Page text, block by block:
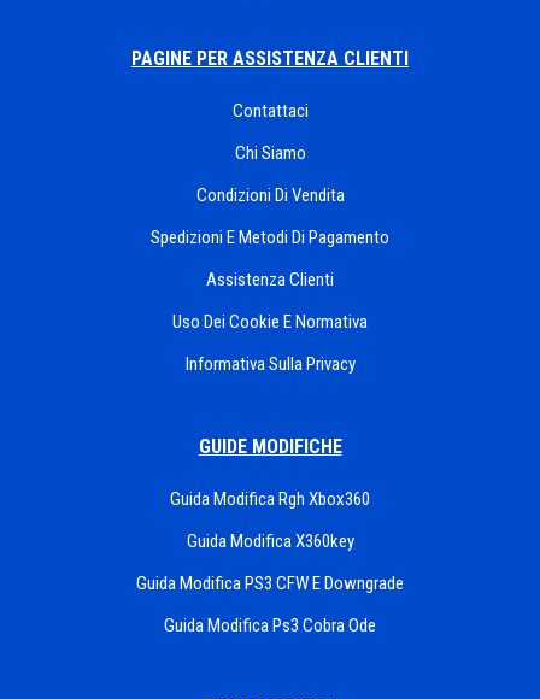
PAGINE PER ASSISTENZA CLIENTI
Contattaci
Chi Siamo
Condizioni Di Vendita
Spedizioni E Metodi Di Pagamento
Assistenza Clienti
Uso Dei Cookie E Normativa
Informativa Sulla Privacy
GUIDE MODIFICHE
Guida Modifica Rgh Xbox360
Guida Modifica X360key
Guida Modifica PS3 CFW E Downgrade
Guida Modifica Ps3 Cobra Ode